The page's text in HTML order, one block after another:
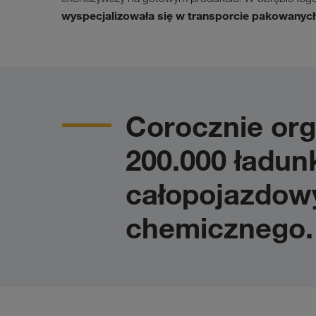
wyspecjalizowała się w transporcie
Corocznie
200.000
chemicznego.